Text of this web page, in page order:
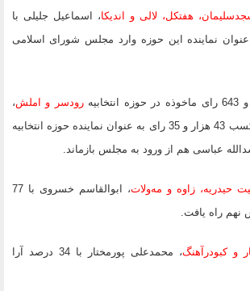
هفتکل، لالی و اندیکا، اسماعیل جلیلی با
نماینده این حوزه وارد مجلس شورای اسلامی
رودسر و املش،
محمد مهدی رهبری با کسب 43 هزار و 35 رای به عنوان نماینده حوزه انتخابیه
عباسی هم از ورود به مجلس بازماند.
حیدریه، زاوه و مه‌ولات
، ابوالقاسم خسروی با 77
و کبودرآهنگ
، محمدعلی پورمختار با 34 درصد آرا